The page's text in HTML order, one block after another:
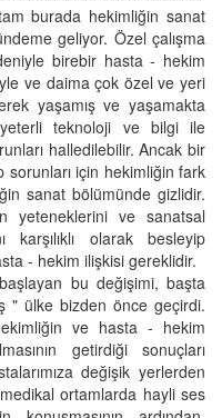
burada hekimliğin sanat
geliyor. Özel çalışma
birebir hasta - hekim
ve daima çok özel ve yeri
yaşamış ve yaşamakta
teknoloji ve bilgi ile
halledilebilir. Ancak bir
için hekimliğin fark
sanat bölümünde gizlidir.
yeteneklerini ve sanatsal
karşılıklı olarak besleyip
- hekim ilişkisi gereklidir.
bu değişimi, başta
" ülke bizden önce geçirdi.
ve hasta - hekim
getirdiği sonuçları
değişik yerlerden
ortamlarda hayli ses